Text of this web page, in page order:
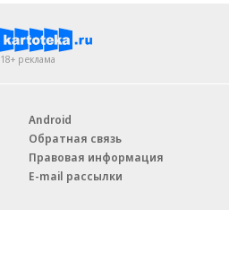
18+ реклама
Android
Обратная связь
Правовая информация
E-mail рассылки